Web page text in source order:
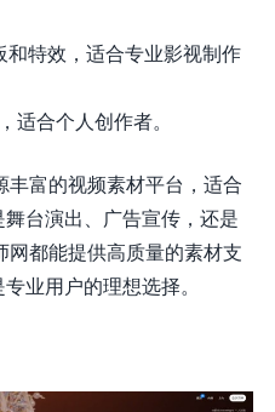
特效，适合专业影视制作
适合个人创作者。
富的视频素材平台，适合
台演出、广告宣传，还是
都能提供高质量的素材支
业用户的理想选择。